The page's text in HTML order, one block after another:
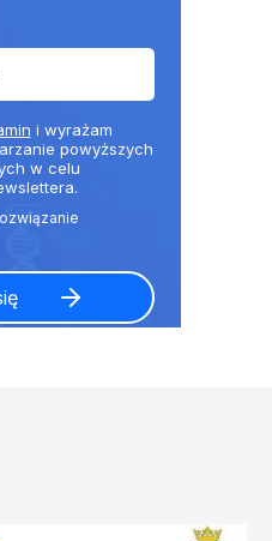
i wyrażam
powyższych
w celu